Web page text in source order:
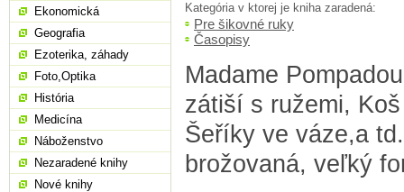
Kategória v ktorej je kniha zaradená:
Pre šikovné ruky
Časopisy
Madame
zátiší s ružemi,
Šeříky ve váze,a
brožovaná, veľký
Ekonomická
Geografia
Ezoterika, záhady
Foto,Optika
História
Medicína
Náboženstvo
Nezaradené knihy
Nové knihy